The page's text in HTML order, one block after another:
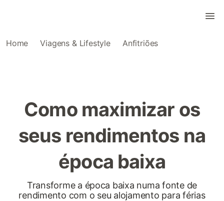
Home Viagens & Lifestyle Anfitriões
Como maximizar os
seus rendimentos na
época baixa
Transforme a época baixa numa fonte de
rendimento com o seu alojamento para férias